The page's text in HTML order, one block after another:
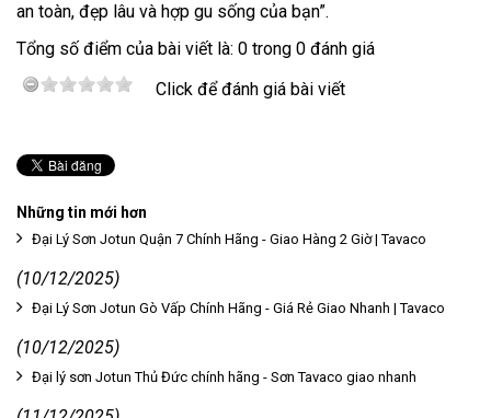
an toàn, đẹp lâu và hợp gu sống của bạn”.
Tổng số điểm của bài viết là: 0 trong 0 đánh giá
Click để đánh giá bài viết
Những tin mới hơn
Đại Lý Sơn Jotun Quận 7 Chính Hãng - Giao Hàng 2 Giờ | Tavaco
(10/12/2025)
Đại Lý Sơn Jotun Gò Vấp Chính Hãng - Giá Rẻ Giao Nhanh | Tavaco
(10/12/2025)
Đại lý sơn Jotun Thủ Đức chính hãng - Sơn Tavaco giao nhanh